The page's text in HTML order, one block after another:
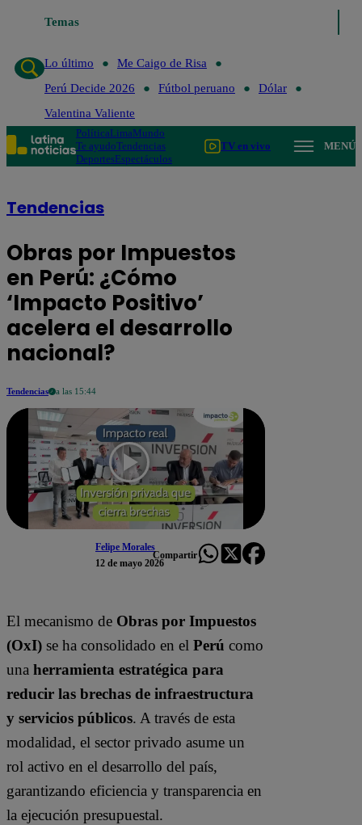
TemasLo último
Lo último
Me Caigo de Risa
Perú Decide 2026
Fútbol peruano
Dólar
Valentina Valiente
PolíticaLimaMundo
Te ayudoTendencias
DeportesEspectáculos
TV en vivo MENÚ
Tendencias
Obras por Impuestos
en Perú: ¿Cómo
‘Impacto Positivo’
acelera el desarrollo
nacional?
Tendencias a las 15:44
Felipe Morales
12 de mayo 2026
Compartir
El mecanismo de Obras por Impuestos
(OxI) se ha consolidado en el Perú como
una herramienta estratégica para
reducir las brechas de infraestructura
y servicios públicos. A través de esta
modalidad, el sector privado asume un
rol activo en el desarrollo del país,
garantizando eficiencia y transparencia en
la ejecución presupuestal.